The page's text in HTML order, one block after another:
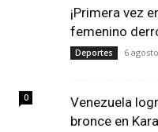
0
¡Primera vez
femenino
Deportes 6
Venezuela
bronce en